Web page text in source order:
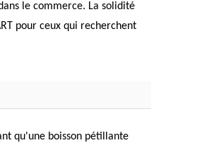
le commerce. La solidité
pour ceux qui recherchent
qu'une boisson pétillante